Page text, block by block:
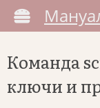
Команда
ключи и